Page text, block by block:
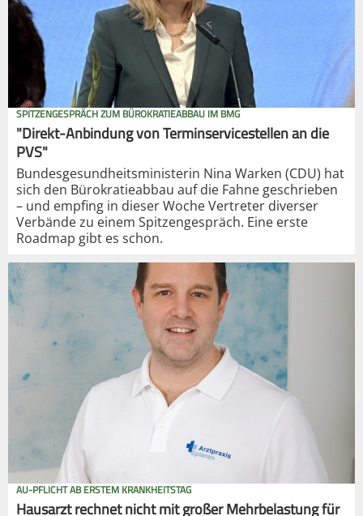
SPITZENGESPRÄCH ZUM BÜROKRATIEABBAU IM BMG
"Direkt-Anbindung von Terminservicestellen an die
PVS"
Bundesgesundheitsministerin Nina Warken (CDU) hat
sich den Bürokratieabbau auf die Fahne geschrieben
– und empfing in dieser Woche Vertreter diverser
Verbände zu einem Spitzengespräch. Eine erste
Roadmap gibt es schon.
AU-PFLICHT AB ERSTEM KRANKHEITSTAG
Hausarzt rechnet nicht mit großer Mehrbelastung für